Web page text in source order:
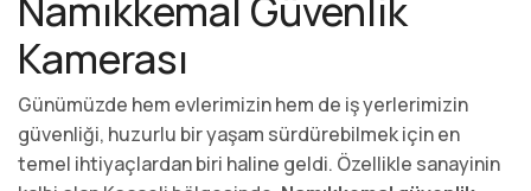
Kamerası
Günümüzde hem evlerimizin hem de iş yerlerimizin
güvenliği, huzurlu bir yaşam sürdürebilmek için en
temel ihtiyaçlardan biri haline geldi. Özellikle sanayinin